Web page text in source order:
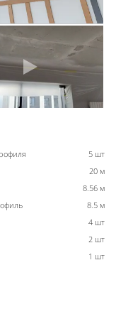
5 шт
20 м
8.56 м
8.5 м
4 шт
2 шт
1 шт